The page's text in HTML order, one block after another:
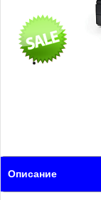
Описание